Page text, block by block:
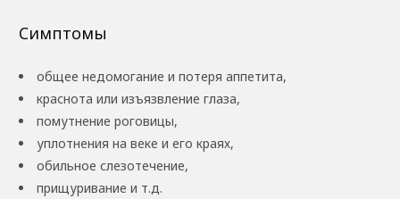
Симптомы
общее недомогание и потеря аппетита,
краснота или изъязвление глаза,
помутнение роговицы,
уплотнения на веке и его краях,
обильное слезотечение,
прищуривание и т.д.